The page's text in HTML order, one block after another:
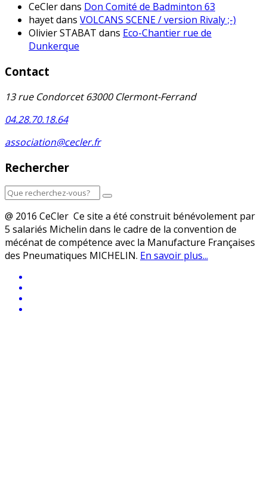
CeClerdans Don Comité de Badminton 63
hayetdans VOLCANS SCENE / version Rivaly ;-)
Olivier STABAT dans Eco-Chantier rue de
Dunkerque
Contact
13 rue Condorcet 63000 Clermont-Ferrand
04.28.70.18.64
association@cecler.fr
Rechercher
@ 2016 CeCler Ce site a été construit bénévolement par
5 salariés Michelin dans le cadre de la convention de
mécénat de compétence avec la Manufacture Françaises
des Pneumatiques MICHELIN. En savoir plus...